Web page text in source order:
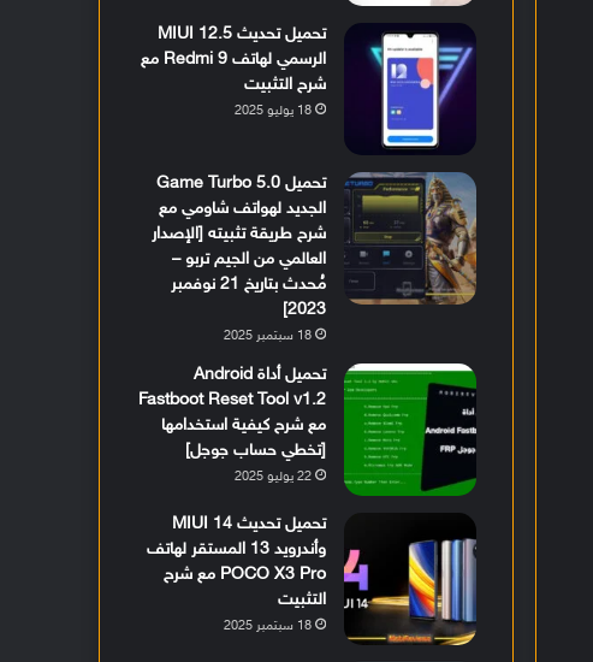
تحميل تحديث MIUI 12.5
الرسمي لهاتف Redmi 9 مع
شرح التثبيت
18 يوليو 2025
تحميل Game Turbo 5.0
الجديد لهواتف شاومي مع
شرح طريقة تثبيته [الإصدار
العالمي من الجيم تربو –
مُحدث بتاريخ 21 نوفمبر
2023]
18 سبتمبر 2025
تحميل أداة Android
Fastboot Reset Tool v1.2
مع شرح كيفية استخدامها
[تخطي حساب جوجل]
22 يوليو 2025
تحميل تحديث MIUI 14
وأندرويد 13 المستقر لهاتف
POCO X3 Pro مع شرح
التثبيت
18 سبتمبر 2025